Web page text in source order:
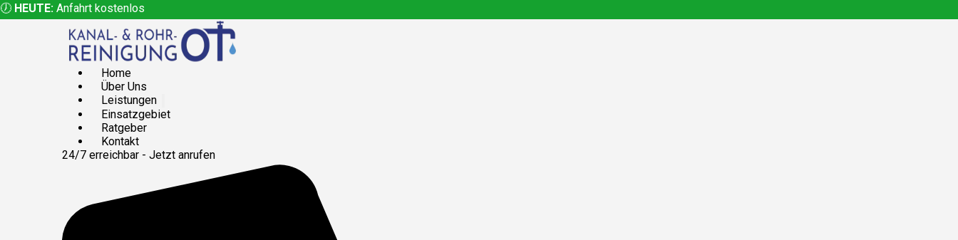
🕖 HEUTE: Anfahrt kostenlos
Home
Über Uns
Leistungen
Einsatzgebiet
Ratgeber
Kontakt
24/7 erreichbar - Jetzt anrufen